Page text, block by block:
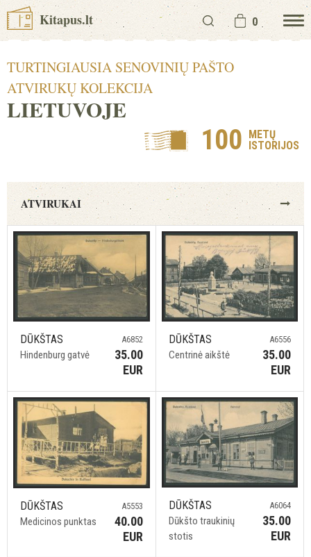
Kitapus.lt 0
TURTINGIAUSIA SENOVINIŲ PAŠTO
ATVIRUKŲ KOLEKCIJA
LIETUVOJE
100 METŲ
ISTORIJOS
ATVIRUKAI
DŪKŠTAS
Hindenburg gatvė
A6852
35.00
EUR
DŪKŠTAS
Centrinė aikštė
A6556
35.00
EUR
DŪKŠTAS
Medicinos punktas
A5553
40.00
EUR
DŪKŠTAS
Dūkšto traukinių
stotis
A6064
35.00
EUR